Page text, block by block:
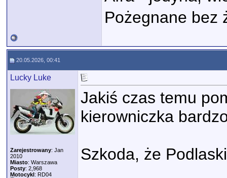
Pożegnane bez
20.05.2026, 00:41
Lucky Luke
Zarejestrowany: Jan
2010
Miasto: Warszawa
Posty: 2,968
Motocykl: RD04
Jakiś czas temu
kierowniczka
Szkoda, że